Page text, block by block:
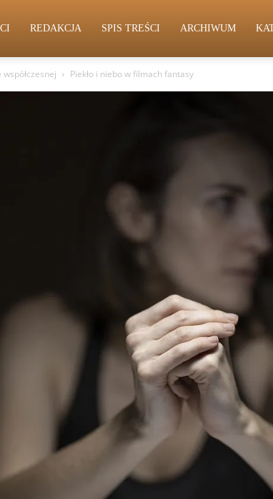
REDAKCJA SPIS TREŚCI ARCHIWUM
Piekło i niebo w filmach fantasy